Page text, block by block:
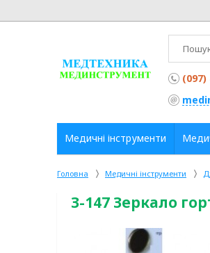
Головна Медичні інструменти
З-147 Зеркало
(097)
Медичні інструменти